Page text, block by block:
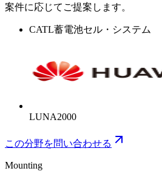
案件に応じてご提案します。
CATL蓄電池セル・システム
LUNA2000
この分野を問い合わせる
Mounting